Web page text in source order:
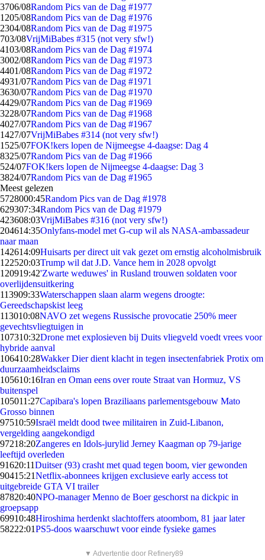
3706/08Random Pics van de Dag #1977
1205/08Random Pics van de Dag #1976
2304/08Random Pics van de Dag #1975
703/08VrijMiBabes #315 (not very sfw!)
4103/08Random Pics van de Dag #1974
3002/08Random Pics van de Dag #1973
4401/08Random Pics van de Dag #1972
4931/07Random Pics van de Dag #1971
3630/07Random Pics van de Dag #1970
4429/07Random Pics van de Dag #1969
3228/07Random Pics van de Dag #1968
4027/07Random Pics van de Dag #1967
1427/07VrijMiBabes #314 (not very sfw!)
1525/07FOK!kers lopen de Nijmeegse 4-daagse: Dag 4
8325/07Random Pics van de Dag #1966
524/07FOK!kers lopen de Nijmeegse 4-daagse: Dag 3
3824/07Random Pics van de Dag #1965
Meest gelezen
5728000:45Random Pics van de Dag #1978
629307:34Random Pics van de Dag #1979
423608:03VrijMiBabes #316 (not very sfw!)
204614:35Onlyfans-model met G-cup wil als NASA-ambassadeur
naar maan
142614:09Huisarts per direct uit vak gezet om ernstig alcoholmisbruik
122520:03Trump wil dat J.D. Vance hem in 2028 opvolgt
120919:42'Zwarte weduwes' in Rusland trouwen soldaten voor
overlijdensuitkering
113909:33Waterschappen slaan alarm wegens droogte:
Gereedschapskist leeg
113010:08NAVO zet wegens Russische provocatie 250% meer
gevechtsvliegtuigen in
107310:32Drone met explosieven bij Duits vliegveld voedt vrees voor
hybride aanval
106410:28Wakker Dier dient klacht in tegen insectenfabriek Protix om
duurzaamheidsclaims
105610:16Iran en Oman eens over route Straat van Hormuz, VS
buitenspel
105011:27Capibara's lopen Braziliaans parlementsgebouw Mato
Grosso binnen
97510:59Israël meldt dood twee militairen in Zuid-Libanon,
vergelding aangekondigd
97218:20Zangeres en Idols-jurylid Jerney Kaagman op 79-jarige
leeftijd overleden
91620:11Duitser (93) crasht met quad tegen boom, vier gewonden
90415:21Netflix-abonnees krijgen exclusieve early access tot
uitgebreide GTA VI trailer
87820:40NPO-manager Menno de Boer geschorst na dickpic in
groepsapp
69910:48Hiroshima herdenkt slachtoffers atoombom, 81 jaar later
58222:01PS5-doos waarschuwt voor einde fysieke games
▼ Advertentie door Refinery89